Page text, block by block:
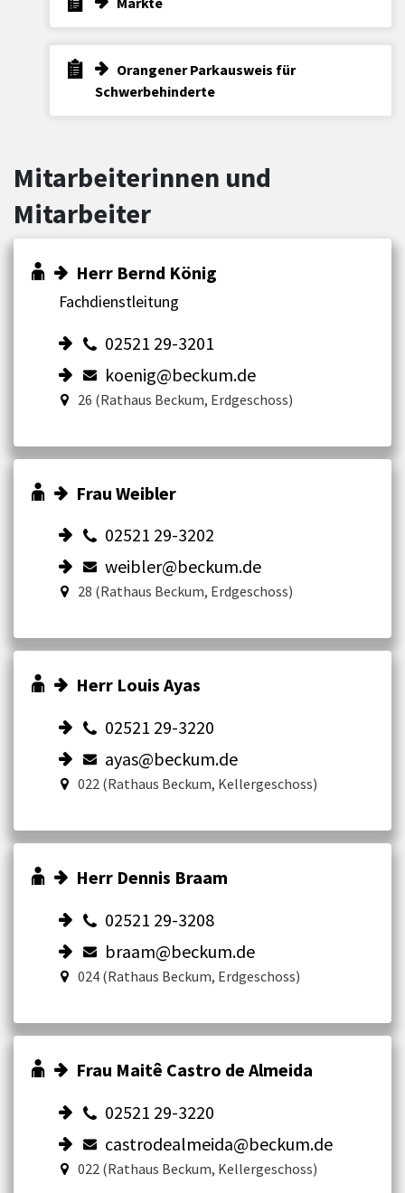
Orangener Parkausweis für
Schwerbehinderte
Mitarbeiterinnen und
Mitarbeiter
Herr Bernd König
Fachdienstleitung
02521 29-3201
koenig@beckum.de
26 (Rathaus Beckum, Erdgeschoss)
Frau Weibler
02521 29-3202
weibler@beckum.de
28 (Rathaus Beckum, Erdgeschoss)
Herr Louis Ayas
02521 29-3220
ayas@beckum.de
022 (Rathaus Beckum, Kellergeschoss)
Herr Dennis Braam
02521 29-3208
braam@beckum.de
024 (Rathaus Beckum, Erdgeschoss)
Frau Maitê Castro de Almeida
02521 29-3220
castrodealmeida@beckum.de
022 (Rathaus Beckum, Kellergeschoss)